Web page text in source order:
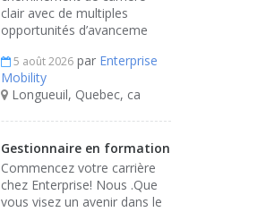
clair avec de multiples
opportunités d’avanceme
5 août 2026 par Enterprise
Mobility
Longueuil, Quebec, ca
Gestionnaire en formation
Commencez votre carrière
chez Enterprise! Nous .Que
vous visez un avenir dans le